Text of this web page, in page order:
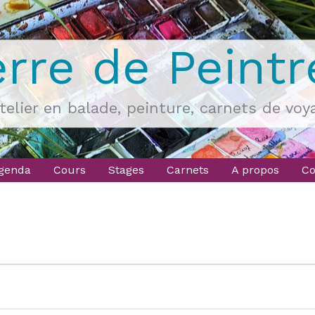
de
en balade, peinture, carnets de
Cours Stages Carnets A propos